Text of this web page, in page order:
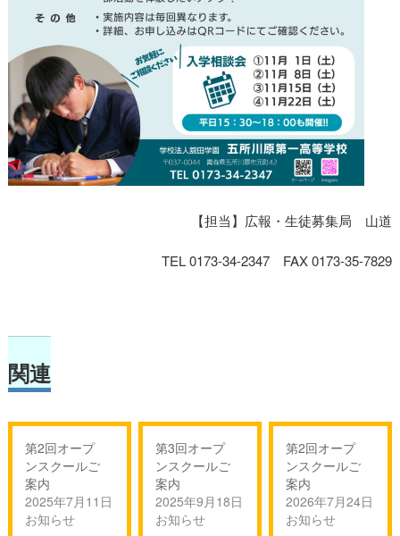
【担当】広報・生徒募集局 山道
TEL 0173-34-2347 FAX 0173-35-7829
関連
第2回オープ
ンスクールご
案内
2025年7月11日
お知らせ
第3回オープ
ンスクールご
案内
2025年9月18日
お知らせ
第2回オープ
ンスクールご
案内
2026年7月24日
お知らせ